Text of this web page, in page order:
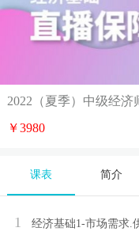
2022（夏季）中级经
￥3980
课表 简介
1 经济基础1-市场需求.